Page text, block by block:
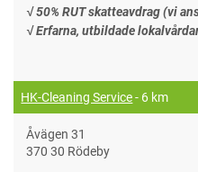
√ 50% RUT skatteavdrag (vi
√ Erfarna, utbildade
HK-Cleaning Service- 6 km
Åvägen 31
370 30 Rödeby